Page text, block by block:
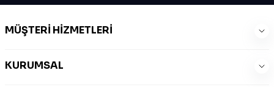
MÜŞTERI HIZMETLERI
KURUMSAL